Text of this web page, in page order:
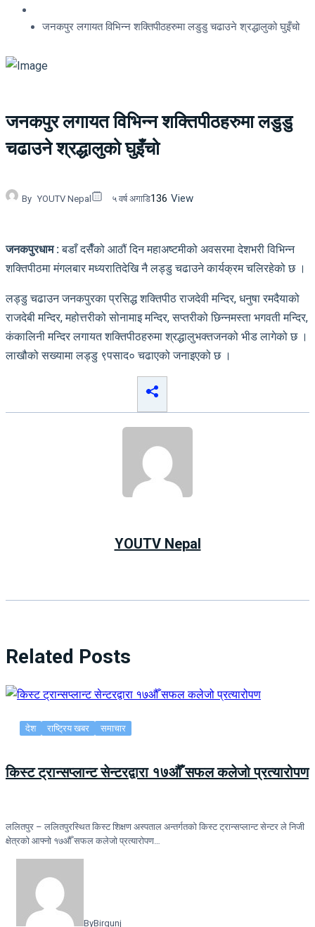
जनकपुर लगायत विभिन्न शक्तिपीठहरुमा लडुडु चढाउने श्रद्धालुको घुइँचो
जनकपुर लगायत विभिन्न शक्तिपीठहरुमा लडुडु
चढाउने श्रद्धालुको घुइँचो
By YOUTV Nepal ५ वर्ष अगाडि136 View
जनकपुरधाम :बडाँ दसैँको आठौं दिन महाअष्टमीको अवसरमा देशभरी विभिन्न
शक्तिपीठमा मंगलबार मध्यरातिदेखि नै लड्डु चढाउने कार्यक्रम चलिरहेको छ ।
लड्डु चढाउन जनकपुरका प्रसिद्ध शक्तिपीठ राजदेवी मन्दिर, धनुषा रमदैयाको
राजदेबी मन्दिर, महोत्तरीको सोनामाइ मन्दिर, सप्तरीको छिन्नमस्ता भगवती मन्दिर,
कंकालिनी मन्दिर लगायत शक्तिपीठहरुमा श्रद्धालुभक्तजनको भीड लागेको छ ।
लाखौको सख्यामा लड्डु ९पसाद० चढाएको जनाइएको छ ।
YOUTV Nepal
Related Posts
देश राष्ट्रिय खबर समाचार
किस्ट ट्रान्सप्लान्ट सेन्टरद्वारा १७औँ सफल कलेजो प्रत्यारोपण
ललितपुर – ललितपुरस्थित किस्ट शिक्षण अस्पताल अन्तर्गतको किस्ट ट्रान्सप्लान्ट सेन्टर ले निजी
क्षेत्रको आफ्नो १७औँ सफल कलेजो प्रत्यारोपण…
ByBirgunj